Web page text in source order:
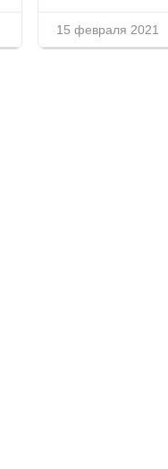
15 февраля 2021